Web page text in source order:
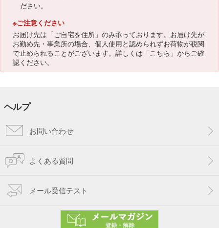
ださい。
※ご注意ください
お届け先は「ご自宅を住所」のみ承っております。お届け先が
お勤め先・事業所の場合、個人使用と認められずお荷物が税関
で止められることがございます。詳しくは「こちら 」からご確
認ください。
ヘルプ
お問い合わせ
よくある質問
メール受信テスト